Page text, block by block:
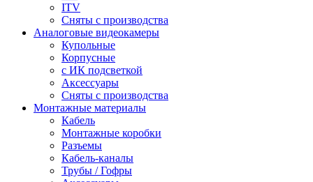
ITV
Сняты с производства
Аналоговые видеокамеры
Купольные
Корпусные
c ИК подсветкой
Аксессуары
Сняты с производства
Монтажные материалы
Кабель
Монтажные коробки
Разъемы
Кабель-каналы
Трубы / Гофры